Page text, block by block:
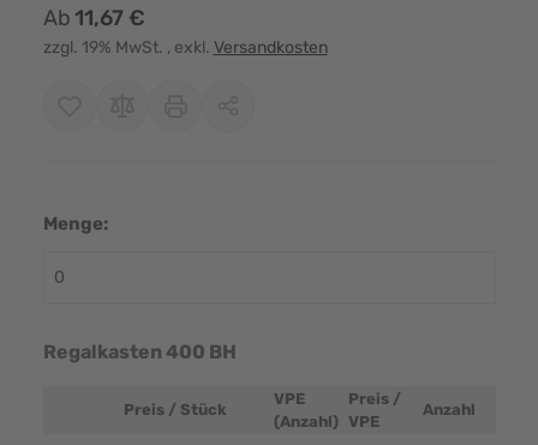
Ab11,67 €
zzgl. 19% MwSt. , exkl. Versandkosten
Menge:
Regalkasten 400 BH
Produktbild
Preis / Stück
VPE
(Anzahl)
Preis /
VPE
Anzahl